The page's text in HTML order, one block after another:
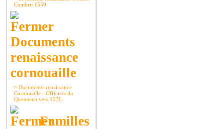
Combrit 1559
Documents
renaissance
cornouaille
¤ Documents renaissance
Cornouaille - Officiers du
Quemenet vers 1530.
Familles